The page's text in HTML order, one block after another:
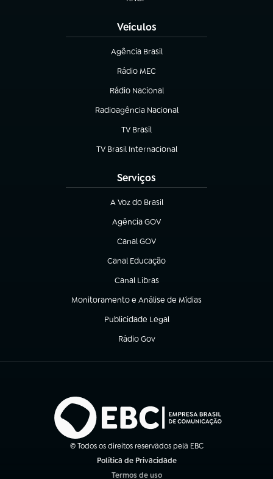
Veículos
Agência Brasil
(abre em nova aba)
Rádio MEC
(abre em nova aba)
Rádio Nacional
Radioagência Nacional
(abre em nova aba)
TV Brasil
(abre em nova aba)
TV Brasil Internacional
(abre em nova aba)
Serviços
A Voz do Brasil
(abre em nova aba)
Agência GOV
(abre em nova aba)
Canal GOV
(abre em nova aba)
Canal Educação
(abre em nova aba)
Canal Libras
(abre em nova aba)
Monitoramento e Análise de Mídias
(abre em nova aba)
Publicidade Legal
(abre em nova aba)
Rádio Gov
(abre em nova aba)
© Todos os direitos reservados pela EBC
Política de Privacidade
Termos de uso